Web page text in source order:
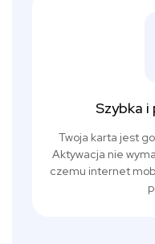
Szybka
Twoja karta jest
Aktywacja nie
czemu internet